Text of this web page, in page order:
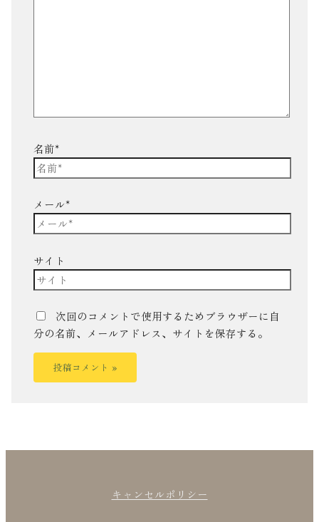
名前*
メール*
サイト
次回のコメントで使用するためブラウザーに自
分の名前、メールアドレス、サイトを保存する。
キャンセルポリシー